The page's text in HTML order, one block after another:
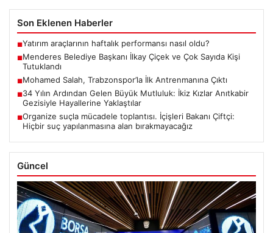
Son Eklenen Haberler
■Yatırım araçlarının haftalık performansı nasıl oldu?
■Menderes Belediye Başkanı İlkay Çiçek ve Çok Sayıda Kişi
Tutuklandı
■Mohamed Salah, Trabzonspor’la İlk Antrenmanına Çıktı
■34 Yılın Ardından Gelen Büyük Mutluluk: İkiz Kızlar Anıtkabir
Gezisiyle Hayallerine Yaklaştılar
■Organize suçla mücadele toplantısı. İçişleri Bakanı Çiftçi:
Hiçbir suç yapılanmasına alan bırakmayacağız
Güncel